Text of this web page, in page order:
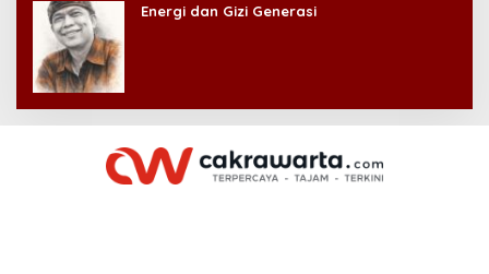
Energi dan Gizi Generasi